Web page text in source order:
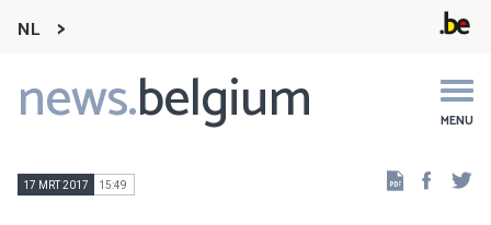
NL
news.belgium MENU
Main
navigation
17 MRT 2017 15:49